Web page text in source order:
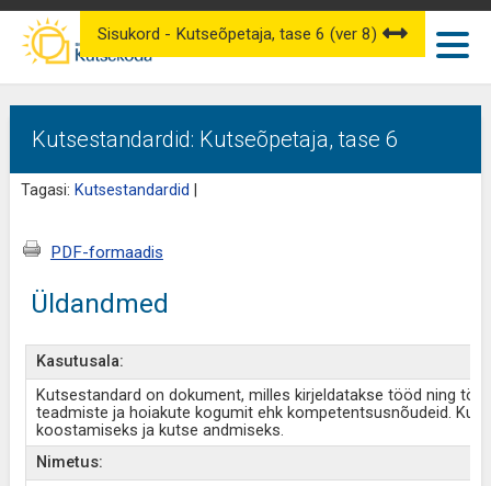
Kutsestandardid: Kutseõpetaja, tase 6
Tagasi: Kutsestandardid
Sisukord - Kutseõpetaja, tase 6 (ver 8)
PDF-formaadis
Üldandmed
Kasutusala:
Kutsestandard on dokument, milles kirjeldatakse tööd ning
teadmiste ja hoiakute kogumit ehk kompetentsusnõudeid.
koostamiseks ja kutse andmiseks.
Nimetus: